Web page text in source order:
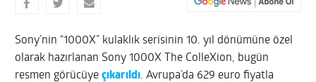
Sony’nin “1000X” kulaklık serisinin 10. yıl dönümüne özel
olarak hazırlanan Sony 1000X The ColleXion, bugün
resmen görücüyeçıkarıldı. Avrupa’da 629 euro fiyatla